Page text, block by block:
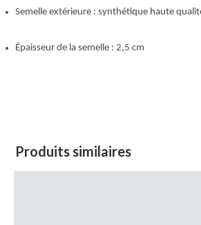
Semelle extérieure : synthétique haute
Épaisseur de la semelle : 2,5 cm
Produits similaires